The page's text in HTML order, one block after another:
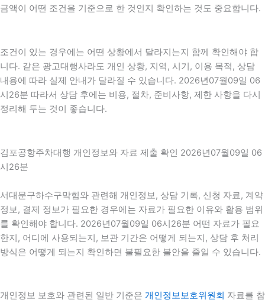
금액이 어떤 조건을 기준으로 한 것인지 확인하는 것도 중요합니다.
조건이 있는 경우에는 어떤 상황에서 달라지는지 함께 확인해야 합
니다. 같은 광고대행사라도 개인 상황, 지역, 시기, 이용 목적, 상담
내용에 따라 실제 안내가 달라질 수 있습니다. 2026년07월09일 06
시26분 따라서 상담 후에는 비용, 절차, 준비사항, 제한 사항을 다시
정리해 두는 것이 좋습니다.
김포공항주차대행 개인정보와 자료 제출 확인 2026년07월09일 06
시26분
서대문구하수구막힘와 관련해 개인정보, 상담 기록, 신청 자료, 계약
정보, 결제 정보가 필요한 경우에는 자료가 필요한 이유와 활용 범위
를 확인해야 합니다. 2026년07월09일 06시26분 어떤 자료가 필요
한지, 어디에 사용되는지, 보관 기간은 어떻게 되는지, 상담 후 처리
방식은 어떻게 되는지 확인하면 불필요한 불안을 줄일 수 있습니다.
개인정보 보호와 관련된 일반 기준은 개인정보보호위원회 자료를 참